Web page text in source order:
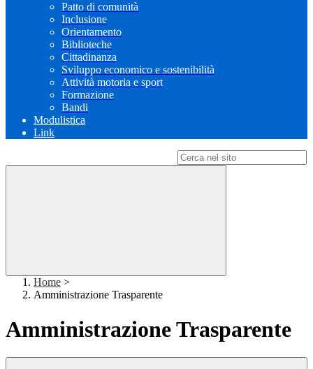
Patto di comunità
Inclusione
Orientamento
Biblioteche
Cittadinanza
Sviluppo economico e sostenibilità
Attività motoria e sport
Formazione
Bandi
Modulistica
Link
Home >
Amministrazione Trasparente
Amministrazione Trasparente